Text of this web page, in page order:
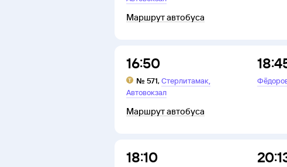
Маршрут автобуса
16:50
№ 571,Стерлитамак,
Автовокзал
Маршрут автобуса
18:10